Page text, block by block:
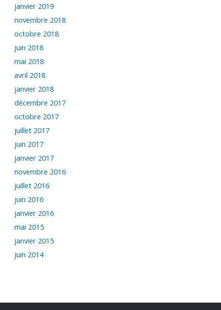
janvier 2019
novembre 2018
octobre 2018
juin 2018
mai 2018
avril 2018
janvier 2018
décembre 2017
octobre 2017
juillet 2017
juin 2017
janvier 2017
novembre 2016
juillet 2016
juin 2016
janvier 2016
mai 2015
janvier 2015
juin 2014